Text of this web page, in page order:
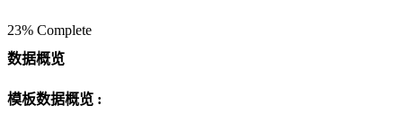
23% Complete
数据概览
模板数据概览 :